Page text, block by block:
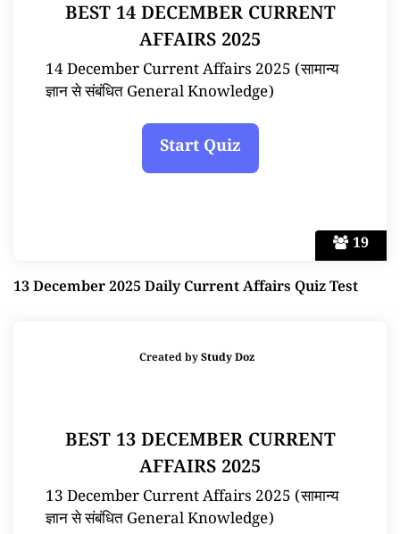
19
BEST 14 DECEMBER CURRENT
AFFAIRS 2025
14 December Current Affairs 2025 (सामान्य
ज्ञान से संबंधित General Knowledge)
13 December 2025 Daily Current Affairs Quiz Test
Created byStudy Doz
BEST 13 DECEMBER CURRENT
AFFAIRS 2025
13 December Current Affairs 2025 (सामान्य
ज्ञान से संबंधित General Knowledge)